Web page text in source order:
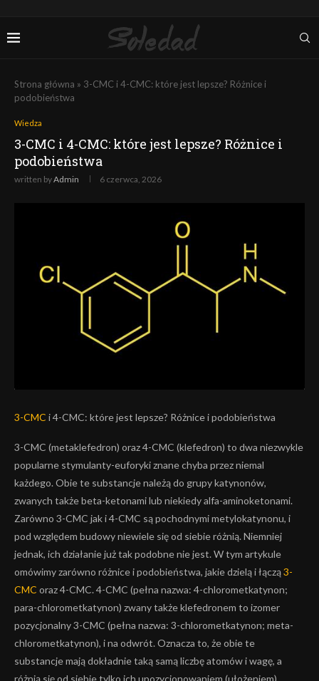
Strona główna » 3-CMC i 4-CMC: które jest lepsze? Różnice i
podobieństwa
Wiedza
3-CMC i 4-CMC: które jest lepsze? Różnice i
podobieństwa
written byAdmin 6 czerwca, 2026
3-CMC i 4-CMC: które jest lepsze? Różnice i podobieństwa
3-CMC (metaklefedron) oraz 4-CMC (klefedron) to dwa niezwykle
popularne stymulanty-euforyki znane chyba przez niemal
każdego. Obie te substancje należą do grupy katynonów,
zwanych także beta-ketonami lub niekiedy alfa-aminoketonami.
Zarówno 3-CMC jak i 4-CMC są pochodnymi metylokatynonu, i
pod względem budowy niewiele się od siebie różnią. Niemniej
jednak, ich działanie już tak podobne nie jest. W tym artykule
omówimy zarówno różnice i podobieństwa, jakie dzielą i łączą3-
CMC oraz 4-CMC. 4-CMC (pełna nazwa: 4-chlorometkatynon;
para-chlorometkatynon) zwany także klefedronem to izomer
pozycjonalny 3-CMC (pełna nazwa: 3-chlorometkatynon; meta-
chlorometkatynon), i na odwrót. Oznacza to, że obie te
substancje mają dokładnie taką samą liczbę atomów i wagę, a
różnią się od siebie tylko ich upozycjonowaniem (ułożeniem).